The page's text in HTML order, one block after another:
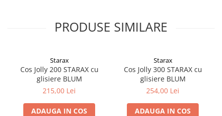
PRODUSE SIMILARE
Starax
Cos Jolly 200 STARAX cu
glisiere BLUM
215,00 Lei
ADAUGA IN COS
Starax
Cos Jolly 300 STARAX cu
glisiere BLUM
254,00 Lei
ADAUGA IN COS